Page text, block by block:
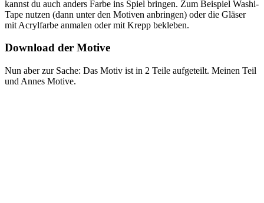
kannst du auch anders Farbe ins Spiel bringen. Zum Beispiel Washi-
Tape nutzen (dann unter den Motiven anbringen) oder die Gläser
mit Acrylfarbe anmalen oder mit Krepp bekleben.
Download der Motive
Nun aber zur Sache: Das Motiv ist in 2 Teile aufgeteilt. Meinen Teil
und Annes Motive.